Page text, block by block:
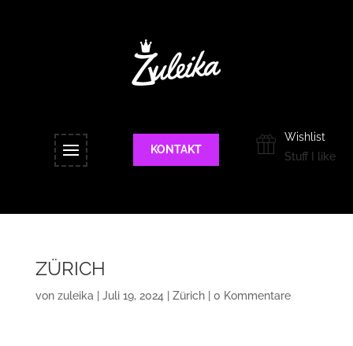
KONTAKT
Wishlist
Stuff I like
ZÜRICH
von zuleika Juli 19, 2024 Zürich| 0 Kommentare